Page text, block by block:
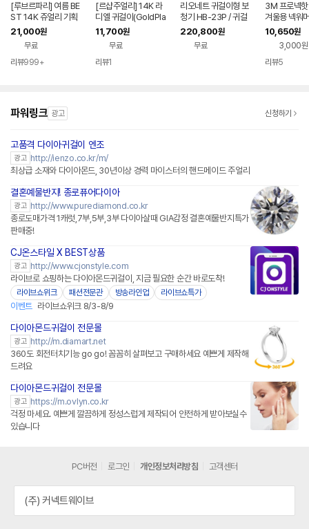
[루브르파리] 여름 BE
ST 14K 쥬얼리 기획
전 ::귀걸이/팔찌/반지/
목걸이::
21,000원
무료
리뷰999+
[르샵주얼리] 14K 라
디엘 귀걸이(GoldPla
ted)_LJ0766BRE
11,700원
무료
리뷰1
리오네트 귀걸이형 보
청기 HB-23P / 귀걸
이보청기
220,800원
무료
3M 프로넥
겨울용 넥워
형 멀티 스카
바라클라바
10,650원
3,000원
리뷰5
파워링크 광고 신청하기
고품격 다이아귀걸이 엔조
광고 http://ienzo.co.kr/m/
최상급 소재와 다이아몬드, 30년이상 경력 마이스터의 핸드메이드 주얼리
결혼예물반지! 종로퓨어다이아
광고 http://www.purediamond.co.kr
종로도매가격 1캐럿,7부,5부,3부 다이아살때 GIA감정 결혼예물반지특가
판매중!
CJ온스타일 X BEST상품
광고 http://www.cjonstyle.com
라이브로 쇼핑하는 다이아몬드귀걸이, 지금 필요한 순간 바로도착!
라이브쇼위크 패션전문관 방송라인업 라이브쇼특가
이벤트 라이브쇼위크 8/3-8/9
다이아몬드귀걸이 전문몰
광고 http://m.diamart.net
360도 회전터치기능 go go! 꼼꼼히 살펴보고 구매하세요 예쁘게 제작해
드려요
다이아몬드귀걸이 전문몰
광고 https://m.ovlyn.co.kr
걱정 마세요. 예쁘게 깔끔하게 정성스럽게 제작되어 안전하게 받아보실수
있습니다
PC버전 로그인 개인정보처리방침 고객센터
(주) 커넥트웨이브